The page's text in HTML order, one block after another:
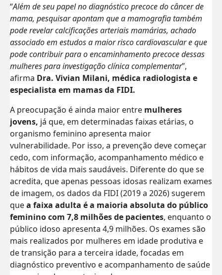
“Além de seu papel no diagnóstico precoce do câncer de
mama, pesquisar apontam que a mamografia também
pode revelar calcificações arteriais mamárias, achado
associado em estudos a maior risco cardiovascular e que
pode contribuir para o encaminhamento precoce dessas
mulheres para investigação clínica complementar”,
afirma Dra. Vivian Milani, médica radiologista e
especialista em mamas da FIDI.
A preocupação é ainda maior entre mulheres
jovens, já que, em determinadas faixas etárias, o
organismo feminino apresenta maior
vulnerabilidade. Por isso, a prevenção deve começar
cedo, com informação, acompanhamento médico e
hábitos de vida mais saudáveis. Diferente do que se
acredita, que apenas pessoas idosas realizam exames
de imagem, os dados da FIDI (2019 a 2026) sugerem
quea faixa adulta é a maioria absoluta do público
feminino com 7,8 milhões de pacientes, enquanto o
público idoso apresenta 4,9 milhões. Os exames são
mais realizados por mulheres em idade produtiva e
de transição para a terceira idade, focadas em
diagnóstico preventivo e acompanhamento de saúde